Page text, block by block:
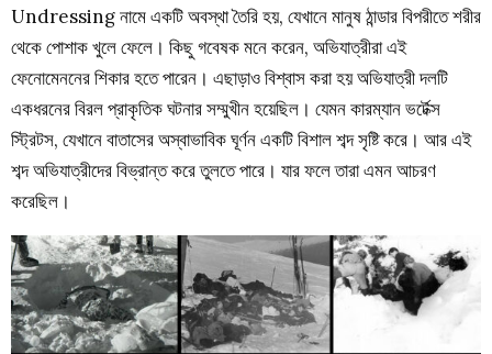
Undressingনামে একটি অবস্থা তৈরি হয়, যেখানে মানুষ ঠান্ডার বিপরীতে শরীর
থেকে পোশাক খুলে ফেলে। কিছু গবেষক মনে করেন, অভিযাত্রীরা এই
ফেনোমেননের শিকার হতে পারেন। এছাড়াও বিশ্বাস করা হয় অভিযাত্রী দলটি
একধরনের বিরল প্রাকৃতিক ঘটনার সম্মুখীন হয়েছিল। যেমনকারম্যান ভর্টেক্স
স্ট্রিটস, যেখানে বাতাসের অস্বাভাবিক ঘূর্ণন একটি বিশাল শব্দ সৃষ্টি করে। আর এই
শব্দ অভিযাত্রীদের বিভ্রান্ত করে তুলতে পারে। যার ফলে তারা এমন আচরণ
করেছিল।